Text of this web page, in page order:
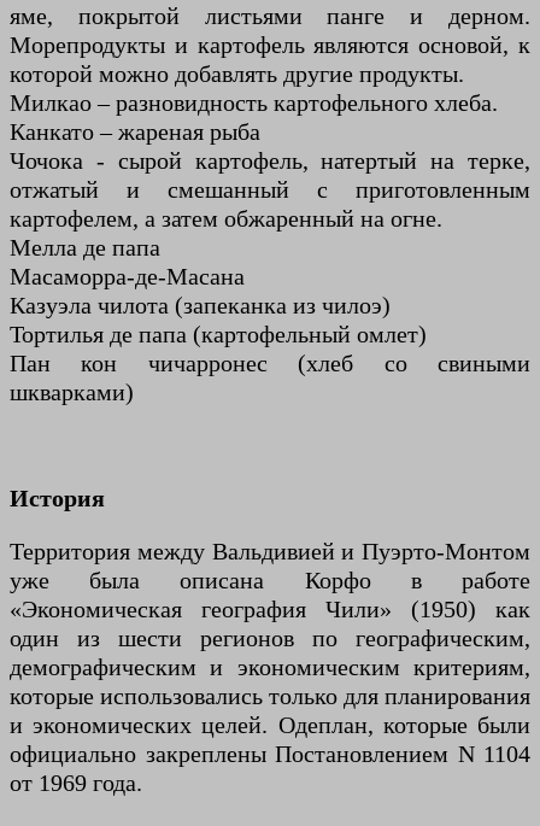
яме, покрытой листьями панге и дерном.
Морепродукты и картофель являются основой, к
которой можно добавлять другие продукты.
Милкао – разновидность картофельного хлеба.
Канкато – жареная рыба
Чочока - сырой картофель, натертый на терке,
отжатый и смешанный с приготовленным
картофелем, а затем обжаренный на огне.
Мелла де папа
Масаморра-де-Масана
Казуэла чилота (запеканка из чилоэ)
Тортилья де папа (картофельный омлет)
Пан кон чичарронес (хлеб со свиными
шкварками)
История
Территория между Вальдивией и Пуэрто-Монтом
уже была описана Корфо в работе
«Экономическая география Чили» (1950) как
один из шести регионов по географическим,
демографическим и экономическим критериям,
которые использовались только для планирования
и экономических целей. Одеплан, которые были
официально закреплены Постановлением N 1104
от 1969 года.